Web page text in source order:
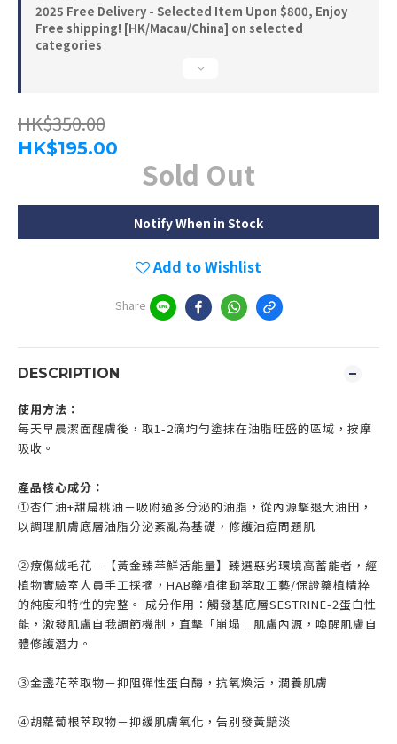
2025 Free Delivery - Selected Item Upon $800, Enjoy
Free shipping! [HK/Macau/China] on selected
categories
HK$350.00
HK$195.00
Sold Out
Notify When in Stock
Add to Wishlist
Share
DESCRIPTION
使用方法：
每天早晨潔面醒膚後，取1-2滴均勻塗抹在油脂旺盛的區域，按摩
吸收。
產品核心成分：
①杏仁油+甜扁桃油－吸附過多分泌的油脂，從內源擊退大油田，
以調理肌膚底層油脂分泌紊亂為基礎，修護油痘問題肌
②療傷絨毛花－【黃金臻萃鮮活能量】臻選惡劣環境高蓄能者，經
植物實驗室人員手工採摘，HAB藥植律動萃取工藝/保證藥植精粹
的純度和特性的完整。 成分作用：觸發基底層SESTRINE-2蛋白性
能，激發肌膚自我調節機制，直擊「崩塌」肌膚內源，喚醒肌膚自
體修護潛力。
③金盞花萃取物－抑阻彈性蛋白酶，抗氧煥活，潤養肌膚
④胡蘿蔔根萃取物－抑緩肌膚氧化，告別發黃黯淡